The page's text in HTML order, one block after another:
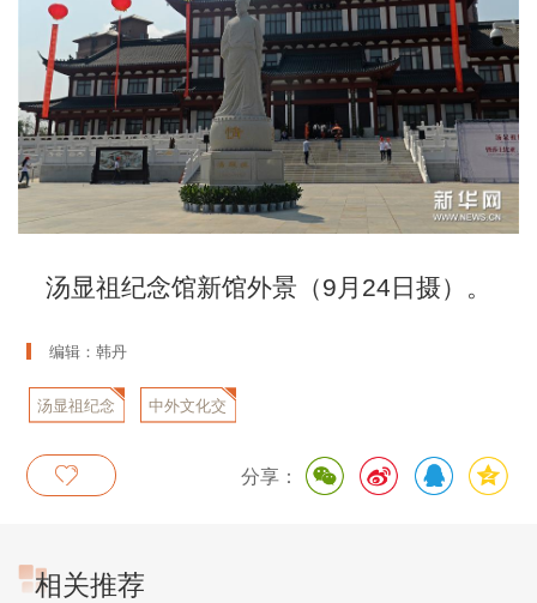
汤显祖纪念馆新馆外景（9月24日摄）。
编辑：韩丹
汤显祖纪念 中外文化交
分享：
相关推荐